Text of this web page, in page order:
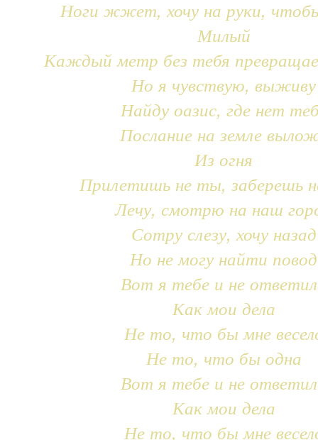
Ноги жжет, хочу на руки,
Милый
Каждый метр без тебя
Но я чувствую, выживу
Найду оазис, где нет
Послание на земле
Из огня
Прилетишь не ты, заберешь
Лечу, смотрю на наш
Сотру слезу, хочу назад
Но не могу найти повод
Вот я тебе и не
Как мои дела
Не то, что бы мне
Не то, что бы одна
Вот я тебе и не
Как мои дела
Не то, что бы мне